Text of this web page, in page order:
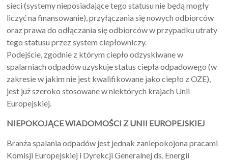
sieci (systemy nieposiadające tego statusu nie będą mogły
liczyć na finansowanie), przyłączania się nowych odbiorców
oraz prawa do odłączania się odbiorców w przypadku utraty
tego statusu przez system ciepłowniczy.
Podejście, zgodnie z którym ciepło odzyskiwane w
spalarniach odpadów uzyskuje status ciepła odpadowego (w
zakresie w jakim nie jest kwalifikowane jako ciepło z OZE),
jest już szeroko stosowane w niektórych krajach Unii
Europejskiej.
NIEPOKOJĄCE WIADOMOŚCI Z UNII EUROPEJSKIEJ
Branża spalania odpadów jest jednak zaniepokojona pracami
Komisji Europejskiej i Dyrekcji Generalnej ds. Energii